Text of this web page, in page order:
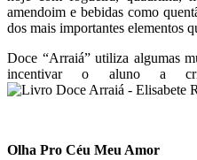
amendoim e bebidas como
dos mais importantes elementos
Doce “Arraiá” utiliza algumas
incentivar o aluno a
Olha Pro Céu Meu Amor